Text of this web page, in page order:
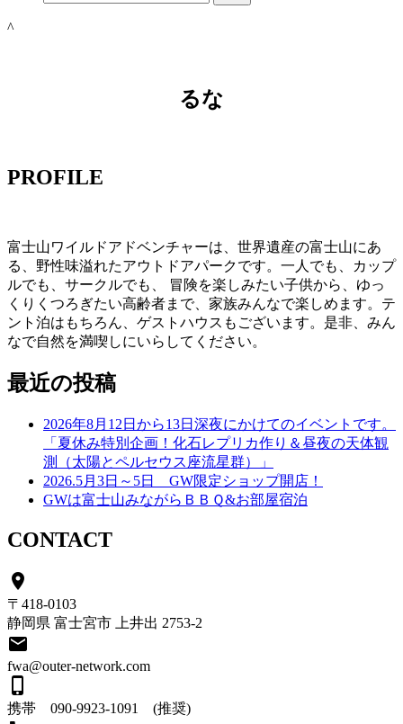
^
るな
PROFILE
富士山ワイルドアドベンチャーは、世界遺産の富士山にあ
る、野性味溢れたアウトドアパークです。一人でも、カップ
ルでも、サークルでも、 冒険を楽しみたい子供から、ゆっ
くりくつろぎたい高齢者まで、家族みんなで楽しめます。テ
ント泊はもちろん、ゲストハウスもございます。是非、みん
なで自然を満喫しにいらしてください。
最近の投稿
2026年8月12日から13日深夜にかけてのイベントです。
「夏休み特別企画！化石レプリカ作り＆昼夜の天体観
測（太陽とペルセウス座流星群）」
2026.5月3日～5日 GW限定ショップ開店！
GWは富士山みながらＢＢＱ&お部屋宿泊
CONTACT
place
〒418-0103
静岡県 富士宮市 上井出 2753-2
email
fwa@outer-network.com
phone_iphone
携帯 090-9923-1091 (推奨)